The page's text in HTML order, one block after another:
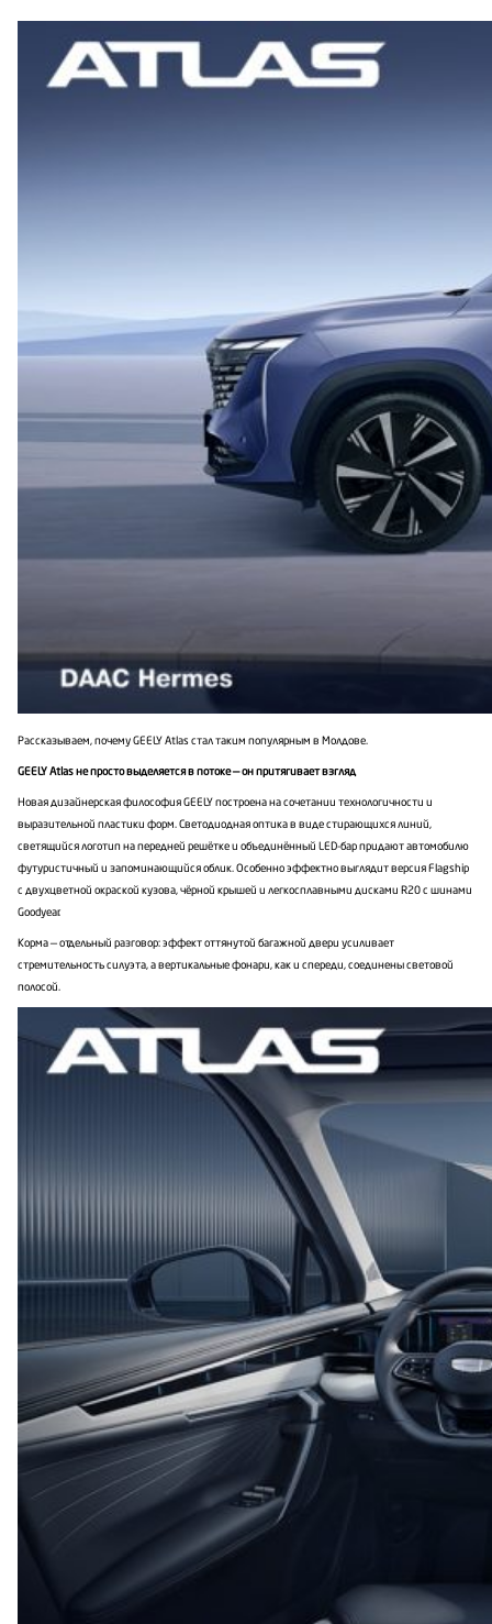
Рассказываем, почему GEELY Atlas стал таким популярным в Молдове.
GEELYAtlas не просто выделяется в потоке — он притягивает взгляд
Новая дизайнерская философия GEELY построена на сочетании технологичности и
выразительной пластики форм. Светодиодная оптика в виде стирающихся линий,
светящийся логотип на передней решётке и объединённый LED-бар придают автомобилю
футуристичный и запоминающийся облик. Особенно эффектно выглядит версия Flagship
с двухцветной окраской кузова, чёрной крышей и легкосплавными дисками R20 с шинами
Goodyear.
Корма — отдельный разговор: эффект оттянутой багажной двери усиливает
стремительность силуэта, а вертикальные фонари, как и спереди, соединены световой
полосой.